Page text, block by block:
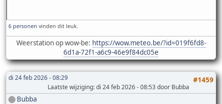
6 personen vinden dit leuk.
Weerstation op wow-be: https://wow.meteo.be/?id=019f6fd8-
6d1a-72f1-a6c9-46e9f84dc05e
di 24 feb 2026 - 08:29 #1459
Laatste wijziging: di 24 feb 2026 - 08:53 door Bubba
Bubba